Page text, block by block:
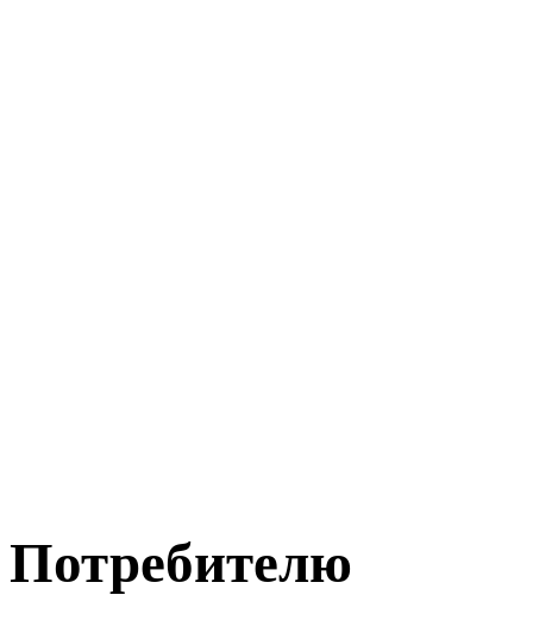
Потребителю